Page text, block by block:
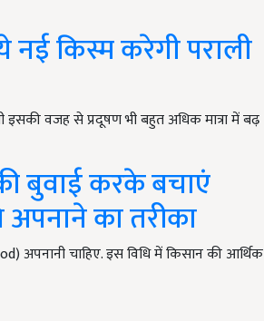
किस्म करेगी पराली
वजह से प्रदूषण भी बहुत अधिक मात्रा में बढ़
बुवाई करके बचाएं
अपनाने का तरीका
अपनानी चाहिए. इस विधि में किसान की आर्थिक